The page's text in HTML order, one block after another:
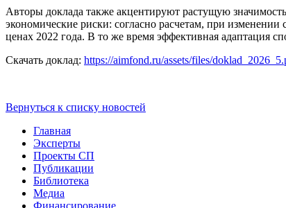
Авторы доклада также акцентируют растущую
экономические риски: согласно расчетам, при
ценах 2022 года. В то же время эффективная адаптация
Скачать доклад: https://aimfond.ru/assets/files/
Вернуться к списку новостей
Главная
Эксперты
Проекты СП
Публикации
Библиотека
Медиа
Финансирование